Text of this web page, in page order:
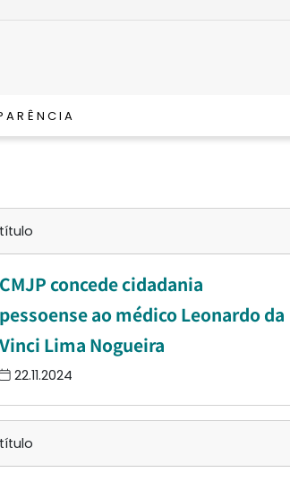
título
CMJP concede cidadania
pessoense ao médico Leonardo da
Vinci Lima Nogueira
22.11.2024
título